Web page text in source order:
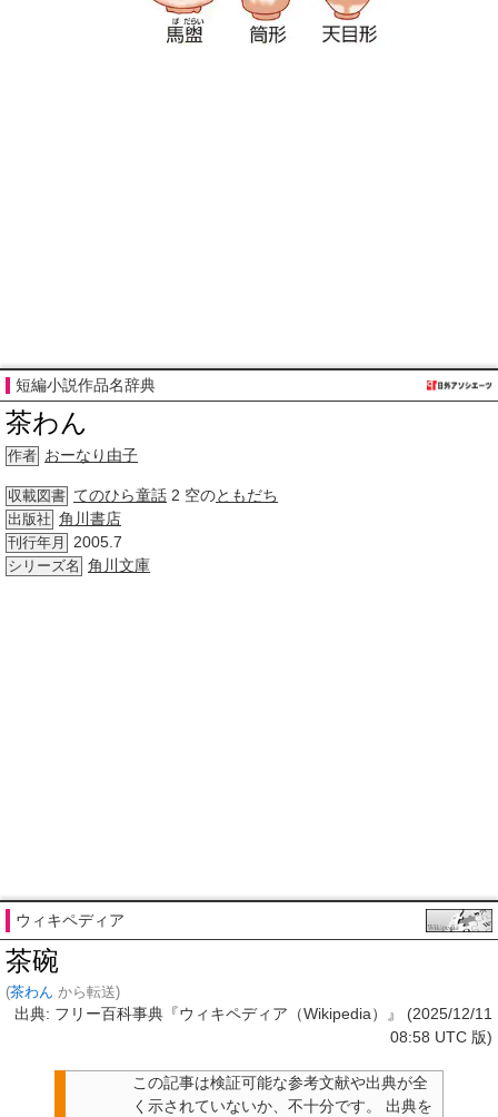
短編小説作品名辞典
茶わん
作者 おーなり由子
収載図書 てのひら童話 2 空のともだち
出版社 角川書店
刊行年月 2005.7
シリーズ名 角川文庫
ウィキペディア
茶碗
(茶わん から転送)
出典: フリー百科事典『ウィキペディア（Wikipedia）』 (2025/12/11
08:58 UTC 版)
この記事は検証可能な参考文献や出典が全
く示されていないか、不十分です。
出典を